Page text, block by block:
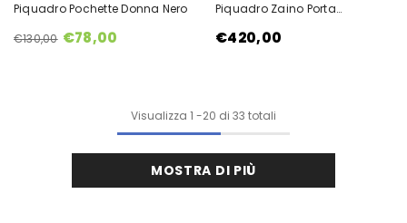
Piquadro Pochette Donna Nero
€130,00 €78,00
Piquadro Zaino Porta
Computer 15,6" E Porta Ipad®
Mogano
€420,00
Visualizza 1 -20 di 33 totali
MOSTRA DI PIÙ